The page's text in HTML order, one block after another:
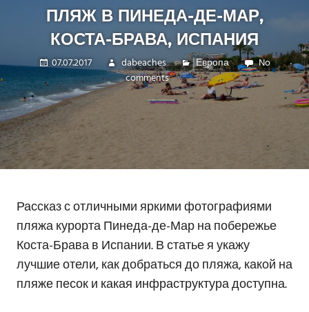
ПЛЯЖ В ПИНЕДА-ДЕ-МАР,
КОСТА-БРАВА, ИСПАНИЯ
07.07.2017 dabeaches Европа
No
comments
Рассказ с отличными яркими фотографиями
пляжа курорта Пинеда-де-Мар на побережье
Коста-Брава в Испании. В статье я укажу
лучшие отели, как добраться до пляжа, какой на
пляже песок и какая инфраструктура доступна.